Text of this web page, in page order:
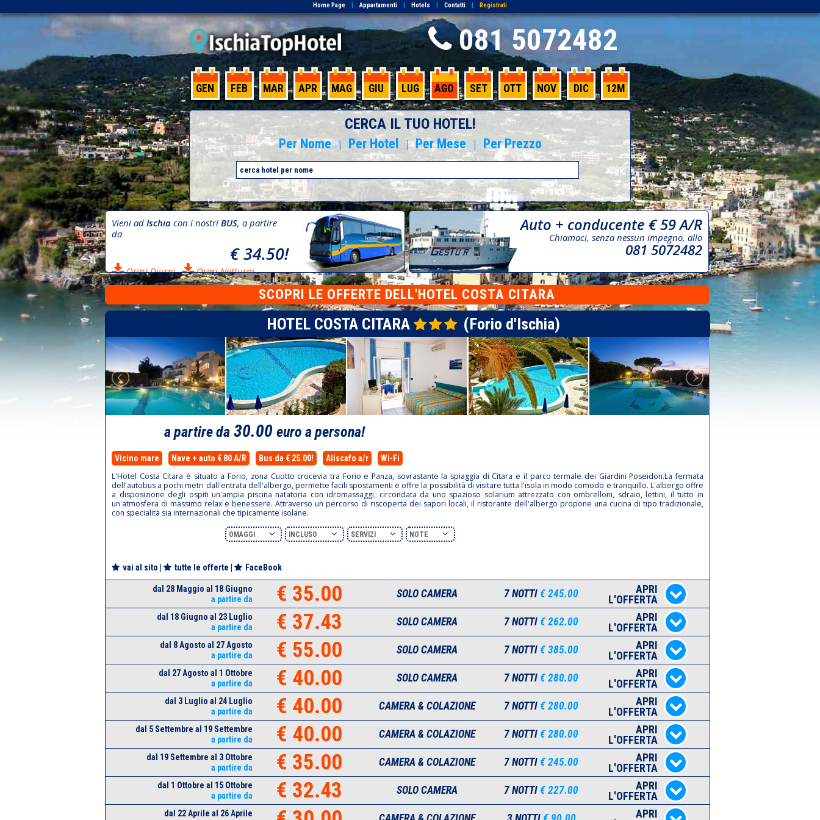
Home Page | Appartamenti | Hotels | Contatti | Registrati
081 5072482
GEN FEB MAR APR MAG GIU LUG AGO SET OTT NOV DIC 12M
CERCA IL TUO HOTEL!
Per Nome | Per Hotel | Per Mese | Per Prezzo
Vieni ad Ischia con i nostri BUS, a partire
da
€ 34.50!
Orari Diurni Orari Notturni
Auto + conducente € 59 A/R
Chiamaci, senza nessun impegno, allo
081 5072482
SCOPRI LE OFFERTE DELL'HOTEL COSTA CITARA
HOTEL COSTA CITARA (Forio d'Ischia)
a partire da 30.00 euro a persona!
Vicino mare Nave + auto € 80 A/R Bus da € 25.00! Aliscafo a/r Wi-Fi
L'Hotel Costa Citara è situato a Forio, zona Cuotto crocevia tra Forio e Panza, sovrastante la spiaggia di Citara e il parco termale dei Giardini Poseidon.La fermata
dell'autobus a pochi metri dall'entrata dell'albergo, permette facili spostamenti e offre la possibilità di visitare tutta l'isola in modo comodo e tranquillo. L'albergo offre
a disposizione degli ospiti un'ampia piscina natatoria con idromassaggi, circondata da uno spazioso solarium attrezzato con ombrelloni, sdraio, lettini, il tutto in
un'atmosfera di massimo relax e benessere. Attraverso un percorso di riscoperta dei sapori locali, il ristorante dell'albergo propone una cucina di tipo tradizionale,
con specialità sia internazionali che tipicamente isolane.
OMAGGI INCLUSO SERVIZI NOTE
vai al sito tutte le offerte FaceBook
dal 28 Maggio al 18 Giugno
a partire da
€ 35.00 SOLO CAMERA 7 NOTTI € 245.00
APRI
L'OFFERTA
dal 18 Giugno al 23 Luglio
a partire da
€ 37.43 SOLO CAMERA 7 NOTTI € 262.00
APRI
L'OFFERTA
dal 8 Agosto al 27 Agosto
a partire da
€ 55.00 SOLO CAMERA 7 NOTTI € 385.00
APRI
L'OFFERTA
dal 27 Agosto al 1 Ottobre
a partire da
€ 40.00 SOLO CAMERA 7 NOTTI € 280.00
APRI
L'OFFERTA
dal 3 Luglio al 24 Luglio
a partire da
€ 40.00 CAMERA & COLAZIONE 7 NOTTI € 280.00
APRI
L'OFFERTA
dal 5 Settembre al 19 Settembre
a partire da
€ 40.00 CAMERA & COLAZIONE 7 NOTTI € 280.00
APRI
L'OFFERTA
dal 19 Settembre al 3 Ottobre
a partire da
€ 35.00 CAMERA & COLAZIONE 7 NOTTI € 245.00
APRI
L'OFFERTA
dal 1 Ottobre al 15 Ottobre
a partire da
€ 32.43 SOLO CAMERA 7 NOTTI € 227.00
APRI
L'OFFERTA
dal 22 Aprile al 26 Aprile
APRI